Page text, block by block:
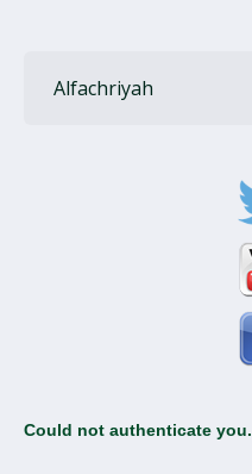
Alfachriyah
Could not authenticate you.